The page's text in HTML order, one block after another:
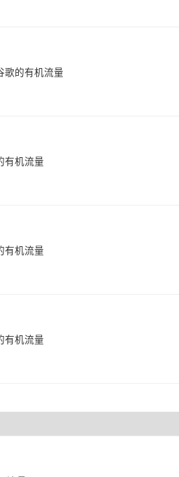
歌的有机流量
有机流量
有机流量
有机流量